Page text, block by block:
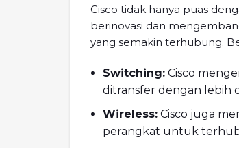
Cisco tidak hanya puas
berinovasi dan
yang semakin terhubung.
Switching: Cisco
ditransfer dengan lebih
Wireless: Cisco juga
perangkat untuk